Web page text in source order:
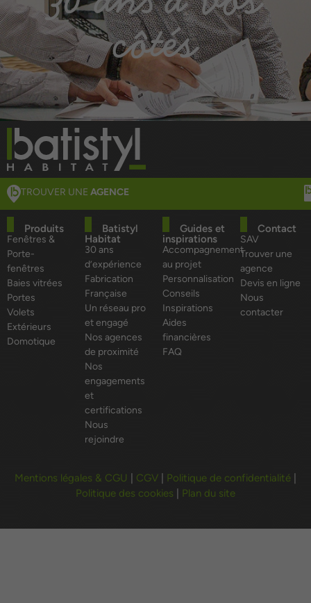
côtés
TROUVER UNE AGENCE
Produits
Fenêtres &
Porte-
fenêtres
Baies vitrées
Portes
Volets
Extérieurs
Domotique
Batistyl
Habitat
30 ans
d’expérience
Fabrication
Française
Un réseau pro
et engagé
Nos agences
de proximité
Nos
engagements
et
certifications
Nous
rejoindre
Guides et
inspirations
Accompagnement
au projet
Personnalisation
Conseils
Inspirations
Aides
financières
FAQ
Contact
SAV
Trouver une
agence
Devis en ligne
Nous
contacter
Mentions légales & CGU CGV Politique de confidentialité
Politique des cookies
Plan du site